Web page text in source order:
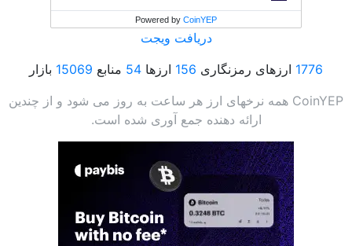
Powered by CoinYEP
دریافت ویجت
1776 ارزهای رمزنگاری 156 ارزها 54 منابع 15069 بازار
CoinYEP همه نرخهای ارز هر ساعت به روز می شود و از چندین
ارائه دهنده جمع آوری شده است.